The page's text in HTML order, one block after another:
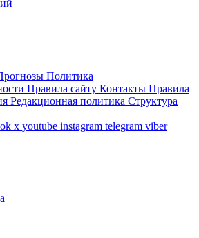
Политика
Правила сайту Контакты Правила
Редакционная политика Структура
x youtube instagram telegram viber